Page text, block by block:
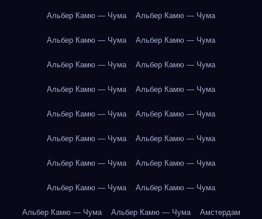
Альбер Камю — Чума Альбер Камю — Чума
Альбер Камю — Чума Альбер Камю — Чума
Альбер Камю — Чума Альбер Камю — Чума
Альбер Камю — Чума Альбер Камю — Чума
Альбер Камю — Чума Альбер Камю — Чума
Альбер Камю — Чума Альбер Камю — Чума
Альбер Камю — Чума Альбер Камю — Чума
Альбер Камю — Чума Альбер Камю — Чума
Альбер Камю — Чума Альбер Камю — Чума Амстердам